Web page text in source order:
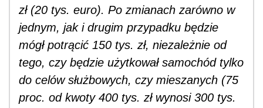
zł (20 tys. euro). Po zmianach zarówno w
jednym, jak i drugim przypadku będzie
mógł potrącić 150 tys. zł, niezależnie od
tego, czy będzie użytkował samochód tylko
do celów służbowych, czy mieszanych (75
proc. od kwoty 400 tys. zł wynosi 300 tys.